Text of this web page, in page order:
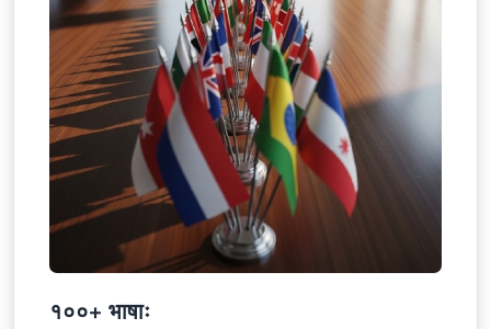
१००+ भाषाः